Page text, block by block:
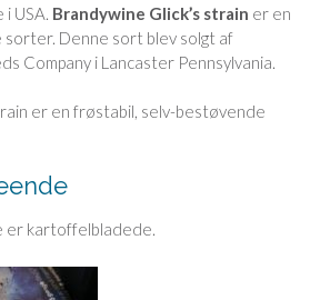
USA. Brandywine Glick’s strain er en
sorter. Denne sort blev solgt af
Company i Lancaster Pennsylvania.
er en frøstabil, selv-bestøvende
er kartoffelbladede.